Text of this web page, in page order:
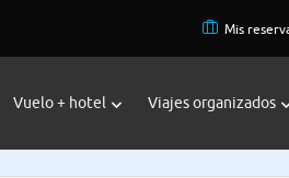
Mis
Vuelo + hotel Viajes organizados